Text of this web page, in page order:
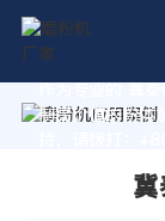
作为专业的 冀
制高价值的粉体